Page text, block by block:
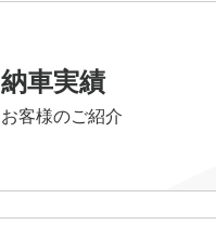
納車実績
お客様のご紹介